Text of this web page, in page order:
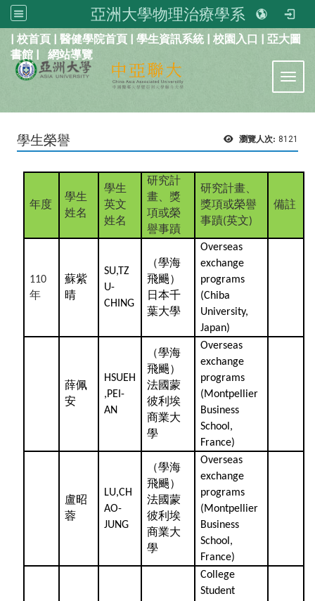
亞洲大學物理治療學系
| 校首頁 | 醫健學院首頁 | 學生資訊系統 | 校園入口 | 亞大圖
書館 | 網站導覽
瀏覽人次: 8121
學生榮譽
年度
學生
姓名
學生
英文
姓名
研究計
畫、獎
項或榮
譽事蹟
研究計畫、
獎項或榮譽
事蹟(英文)
備註
110
年
蘇紫
晴
SU,TZ
U-
CHING
（學海
飛颺）
日本千
葉大學
Overseas
exchange
programs
(Chiba
University,
Japan)
薛佩
安
HSUEH
,PEI-
AN
（學海
飛颺）
法國蒙
彼利埃
商業大
學
Overseas
exchange
programs
(Montpellier
Business
School,
France)
盧昭
蓉
LU,CH
AO-
JUNG
（學海
飛颺）
法國蒙
彼利埃
商業大
學
Overseas
exchange
programs
(Montpellier
Business
School,
France)
College
Student